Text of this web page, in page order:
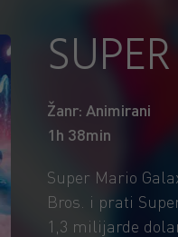
Žanr: Animirani
1h 38min
Super Mario
Bros. i prati
1,3 milijarde